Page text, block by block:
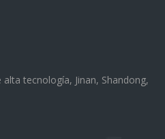
tecnología, Jinan, Shandong,